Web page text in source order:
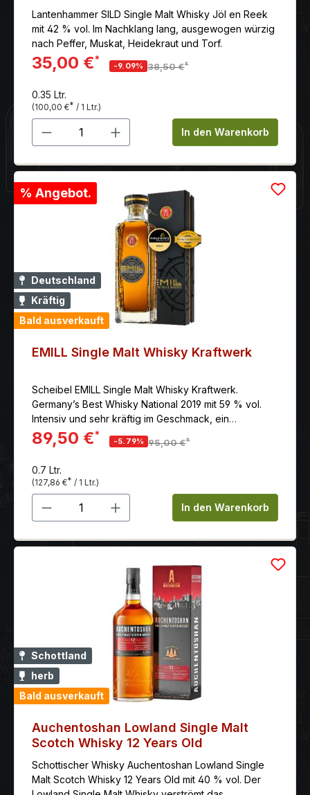
Lantenhammer SILD Single Malt Whisky Jöl en Reek
mit 42 % vol. Im Nachklang lang, ausgewogen würzig
nach Peffer, Muskat, Heidekraut und Torf.
35,00 €*
-9.09% 38,50 €*
0.35 Ltr.
(100,00 €* / 1 Ltr.)
Produkt Anzahl: Gib denIn den Warenkorb
% Angebot.
Deutschland
Kräftig
Bald ausverkauft
EMILL Single Malt Whisky Kraftwerk
Scheibel EMILL Single Malt Whisky Kraftwerk.
Germany’s Best Whisky National 2019 mit 59 % vol.
Intensiv und sehr kräftig im Geschmack, ein
Aromenspektakel von Malz, dunkle Schokolade,
getrockneten Früchten, die in einer angenehmen
würziges Finish mit Geschmack von Ingwer und
Rauch.
89,50 €*
-5.79% 95,00 €*
0.7 Ltr.
(127,86 €* / 1 Ltr.)
Produkt Anzahl: Gib denIn den Warenkorb
Schottland
herb
Bald ausverkauft
Auchentoshan Lowland Single Malt
Scotch Whisky 12 Years Old
Schottischer Whisky Auchentoshan Lowland Single
Malt Scotch Whisky 12 Years Old mit 40 % vol. Der